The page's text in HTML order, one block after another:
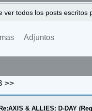
ver todos los posts
Adjuntos
>>
Re:AXIS & ALLIES: D-DAY